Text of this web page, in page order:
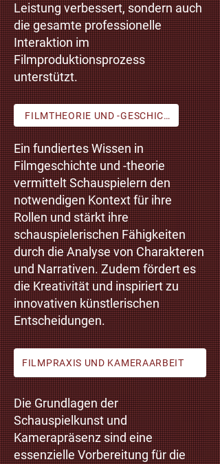
Leistung verbessert, sondern auch
die gesamte professionelle
Interaktion im
Filmproduktionsprozess
unterstützt.
FILMTHEORIE UND -GESCHICHTE
Ein fundiertes Wissen in
Filmgeschichte und -theorie
vermittelt Schauspielern den
notwendigen Kontext für ihre
Rollen und stärkt ihre
schauspielerischen Fähigkeiten
durch die Analyse von Charakteren
und Narrativen. Zudem fördert es
die Kreativität und inspiriert zu
innovativen künstlerischen
Entscheidungen.
FILMPRAXIS UND KAMERAARBEIT
Die Grundlagen der
Schauspielkunst und
Kamerapräsenz sind eine
essenzielle Vorbereitung für die